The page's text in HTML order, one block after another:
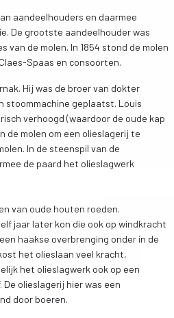
aandeelhouders en daarmee
De grootste aandeelhouder was
de molen. In 1854 stond de molen
Spaas en consoorten.
Hij was de broer van dokter
stoommachine geplaatst. Louis
verhoogd (waardoor de oude kap
de molen om een olieslagerij te
In de steenspil van de
de paard het olieslagwerk
van oude houten roeden.
jaar later kon die ook op windkracht
haakse overbrenging onder in de
het olieslaan veel kracht,
het olieslagwerk ook op een
olieslagerij hier was een
door boeren.